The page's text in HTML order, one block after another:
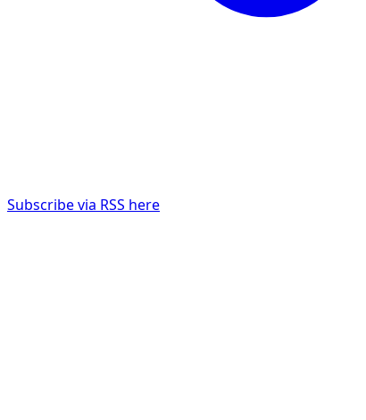
Subscribe via RSS here